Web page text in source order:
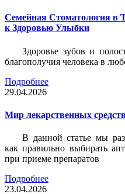
Семейная Стоматология в
к Здоровью Улыбки
Здоровье зубов и
благополучия человека в
Подробнее
29.04.2026
Мир лекарственных
В данной статье мы
как правильно выбирать
при приеме препаратов
Подробнее
23.04.2026